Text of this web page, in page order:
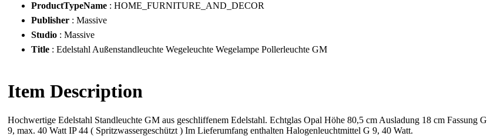
ProductTypeName : HOME_FURNITURE_AND_DECOR
Publisher : Massive
Studio : Massive
Title : Edelstahl Außenstandleuchte Wegeleuchte Wegelampe Pollerleuchte GM
Item Description
Hochwertige Edelstahl Standleuchte GM aus geschliffenem Edelstahl. Echtglas Opal Höhe 80,5 cm Ausladung 18 cm Fassung G
9, max. 40 Watt IP 44 ( Spritzwassergeschützt ) Im Lieferumfang enthalten Halogenleuchtmittel G 9, 40 Watt.